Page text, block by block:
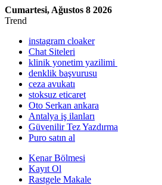
Cumartesi, Ağustos 8 2026
Trend
instagram cloaker
Chat Siteleri
klinik yonetim yazilimi
denklik başvurusu
ceza avukatı
stoksuz eticaret
Oto Serkan ankara
Antalya iş ilanları
Güvenilir Tez Yazdırma
Puro satın al
Kenar Bölmesi
Kayıt Ol
Rastgele Makale